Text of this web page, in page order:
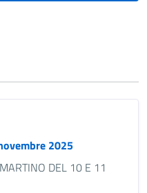
2025
DEL 10 E 11